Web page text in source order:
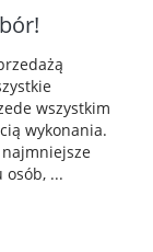
wszystkim
wykonania.
osób, ...